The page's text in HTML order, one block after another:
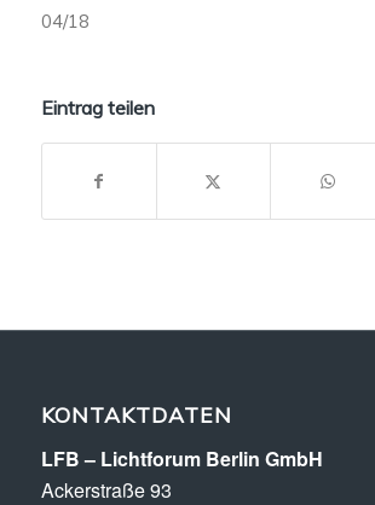
04/18
Eintrag teilen
KONTAKTDATEN
LFB – Lichtforum Berlin GmbH
Ackerstraße 93